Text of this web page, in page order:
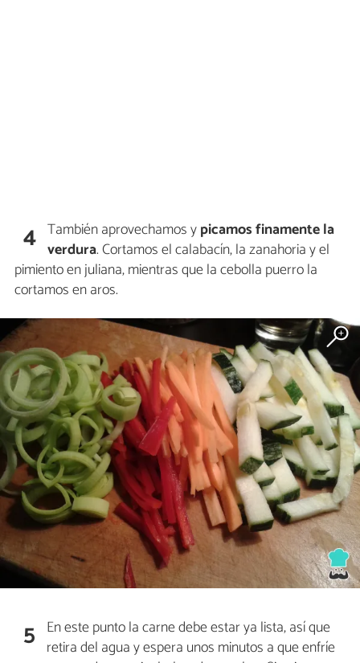
4 También aprovechamos ypicamos finamente la
verdura. Cortamos el calabacín, la zanahoria y el
pimiento en juliana, mientras que la cebolla puerro la
cortamos en aros.
5 En este punto la carne debe estar ya lista, así que
retira del agua y espera unos minutos a que enfríe